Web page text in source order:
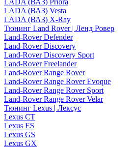
LADA (ВАЗ) Priora
LADA (ВАЗ) Vesta
LADA (ВАЗ) X-Ray
Тюнинг Land Rover | Ленд Ровер
Land-Rover Defender
Land-Rover Discovery
Land-Rover Discovery Sport
Land-Rover Freelander
Land-Rover Range Rover
Land-Rover Range Rover Evoque
Land-Rover Range Rover Sport
Land-Rover Range Rover Velar
Тюнинг Lexus | Лексус
Lexus CT
Lexus ES
Lexus GS
Lexus GX